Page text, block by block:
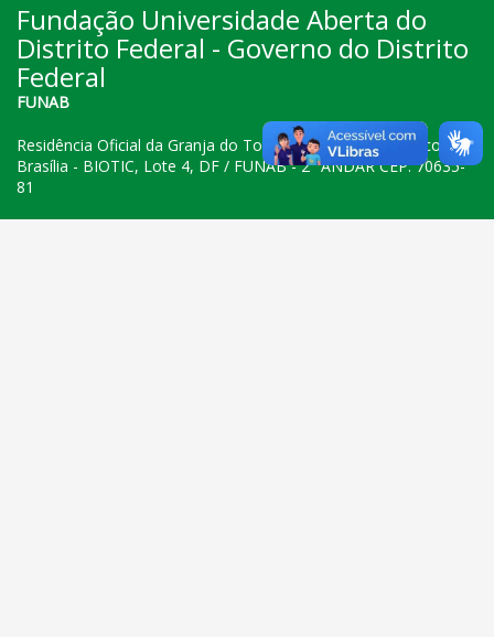
Fundação Universidade Aberta do
Distrito Federal - Governo do Distrito
Federal
FUNAB
Residência Oficial da Granja do Torto - Parque Tecnológico de
Brasília - BIOTIC, Lote 4, DF / FUNAB - 2° ANDAR CEP: 70635-
81